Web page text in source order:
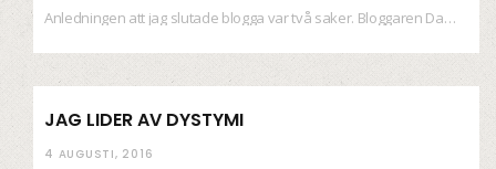
Anledningen att jag slutade blogga var två saker. Bloggaren Daniel skrev ut checkar som personen…
JAG LIDER AV DYSTYMI
4 AUGUSTI, 2016